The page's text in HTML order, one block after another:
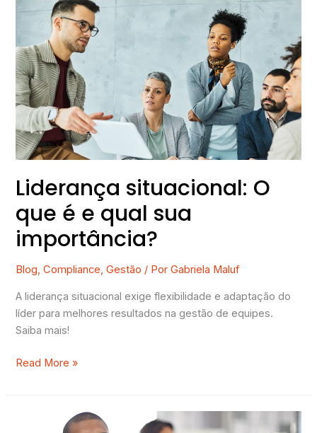
Liderança situacional: O
que é e qual sua
importância?
Blog,Compliance,Gestão / PorGabriela Maluf
A liderança situacional exige flexibilidade e adaptação do
líder para melhores resultados na gestão de equipes.
Saiba mais!
Liderança
situacional:
que
é
e
qual
sua
importância?
Read More »